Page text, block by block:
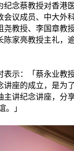
纪念蔡教授对香港
议成员、中大外
尧教授、李国章教
陈家亮教授主礼，
表示：「蔡永业教
讲座的成立，是为
讲纪念讲座，分
。」